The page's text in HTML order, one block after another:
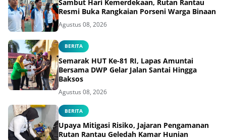
Sambut Hari Kemerdekaan, Rutan Rantau
Resmi Buka Rangkaian Porseni Warga Binaan
Agustus 08, 2026
BERITA
Semarak HUT Ke-81 RI, Lapas Amuntai
Bersama DWP Gelar Jalan Santai Hingga
Baksos
Agustus 08, 2026
BERITA
Upaya Mitigasi Risiko, Jajaran Pengamanan
Rutan Rantau Geledah Kamar Hunian